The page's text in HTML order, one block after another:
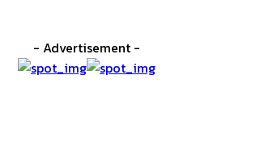
- Advertisement -